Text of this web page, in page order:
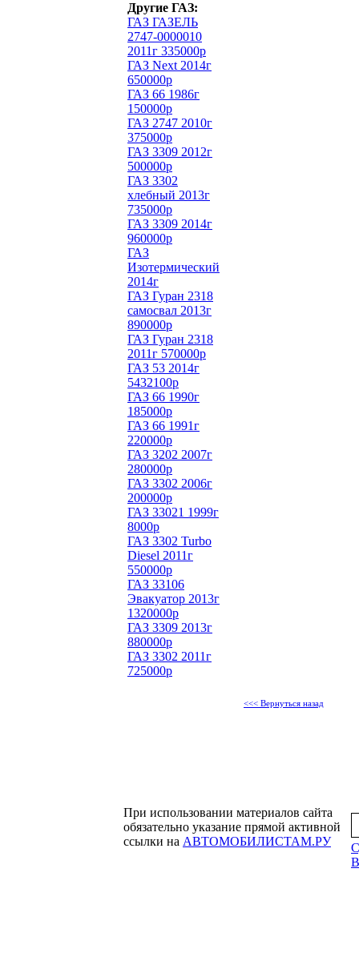
Другие ГАЗ:
ГАЗ ГАЗЕЛЬ
2747-0000010
2011г 335000р
ГАЗ Next 2014г
650000р
ГАЗ 66 1986г
150000р
ГАЗ 2747 2010г
375000р
ГАЗ 3309 2012г
500000р
ГАЗ 3302
хлебный 2013г
735000р
ГАЗ 3309 2014г
960000р
ГАЗ
Изотермический
2014г
ГАЗ Гуран 2318
самосвал 2013г
890000р
ГАЗ Гуран 2318
2011г 570000р
ГАЗ 53 2014г
5432100р
ГАЗ 66 1990г
185000р
ГАЗ 66 1991г
220000р
ГАЗ 3202 2007г
280000р
ГАЗ 3302 2006г
200000р
ГАЗ 33021 1999г
8000р
ГАЗ 3302 Turbo
Diesel 2011г
550000р
ГАЗ 33106
Эвакуатор 2013г
1320000р
ГАЗ 3309 2013г
880000р
ГАЗ 3302 2011г
725000р
<<< Вернуться назад
При использовании материалов сайта
обязательно указание прямой активной
ссылки на АВТОМОБИЛИСТАМ.РУ